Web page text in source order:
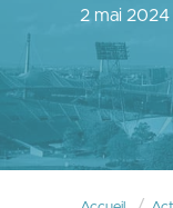
2 mai 2024